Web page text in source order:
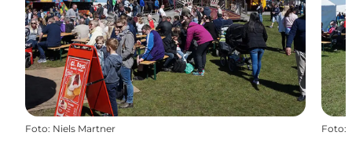
Foto: Niels Martner Foto: